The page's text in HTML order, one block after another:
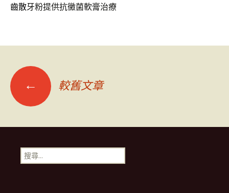
齒散牙粉提供抗黴菌軟膏治療
文
章
導
← 較舊文章
搜
尋